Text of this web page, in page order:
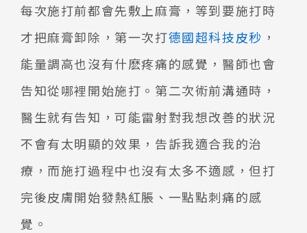
每次施打前都會先敷上麻膏，等到要施打時
才把麻膏卸除，第一次打德國超科技皮秒 ，
能量調高也沒有什麽疼痛的感覺，醫師也會
告知從哪裡開始施打。第二次術前溝通時，
醫生就有告知，可能雷射對我想改善的狀況
不會有太明顯的效果，告訴我適合我的治
療，而施打過程中也沒有太多不適感，但打
完後皮膚開始發熱紅脹、一點點刺痛的感
覺。